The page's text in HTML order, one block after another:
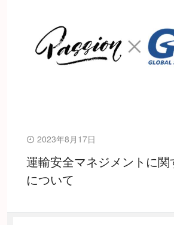
2023年8月17日
運輸安全マネジメントに
について